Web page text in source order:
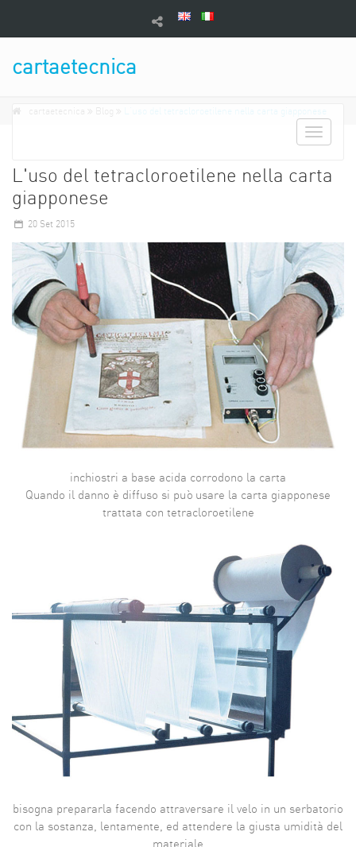
cartaetecnica
Toggle
cartaetecnica Blog
L'uso del tetracloroetilene nella carta
giapponese
20 Set 2015
inchiostri a base acida corrodono la carta
Quando il danno è diffuso si può usare la carta giapponese
trattata con tetracloroetilene
bisogna prepararla facendo attraversare il velo in un serbatorio
con la sostanza, lentamente, ed attendere la giusta umidità del
materiale